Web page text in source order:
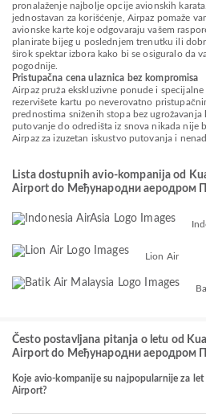
pronalaženje najbolje opcije avionskih
jednostavan za korišćenje, Airpaz pomaže
avionske karte koje odgovaraju vašem
planirate bijeg u poslednjem trenutku ili
širok spektar izbora kako bi se osiguralo da
pogodnije.
Pristupačna cena ulaznica bez kompromisa
Airpaz pruža ekskluzivne ponude i
rezervišete kartu po neverovatno
prednostima sniženih stopa bez
putovanje do odredišta iz snova nikada nije
Airpaz za izuzetan iskustvo putovanja i
Lista dostupnih avio-kompanija od
Airport do Међународни аеродром
Lion Air
Često postavljana pitanja o letu od
Airport do Међународни аеродром
Koje avio-kompanije su najpopularnije za
Airport?